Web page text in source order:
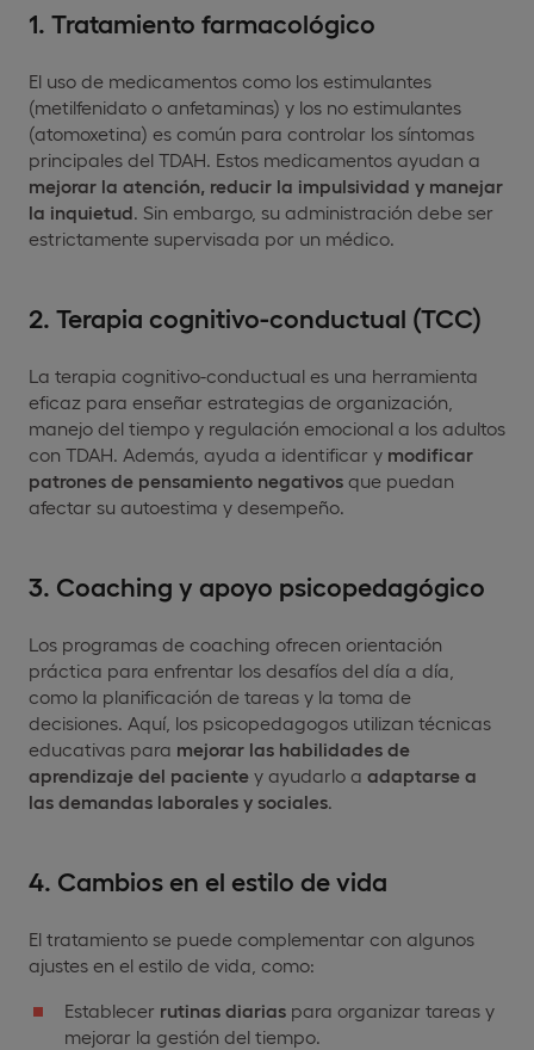
1. Tratamiento farmacológico
El uso de medicamentos como los estimulantes
(metilfenidato o anfetaminas) y los no estimulantes
(atomoxetina) es común para controlar los síntomas
principales del TDAH. Estos medicamentos ayudan a
mejorar la atención, reducir la impulsividad y manejar
la inquietud. Sin embargo, su administración debe ser
estrictamente supervisada por un médico.
2. Terapia cognitivo-conductual (TCC)
La terapia cognitivo-conductual es una herramienta
eficaz para enseñar estrategias de organización,
manejo del tiempo y regulación emocional a los adultos
con TDAH. Además, ayuda a identificar y modificar
patrones de pensamiento negativos que puedan
afectar su autoestima y desempeño.
3. Coaching y apoyo psicopedagógico
Los programas de coaching ofrecen orientación
práctica para enfrentar los desafíos del día a día,
como la planificación de tareas y la toma de
decisiones. Aquí, los psicopedagogos utilizan técnicas
educativas para mejorar las habilidades de
aprendizaje del paciente y ayudarlo a adaptarse a
las demandas laborales y sociales.
4. Cambios en el estilo de vida
El tratamiento se puede complementar con algunos
ajustes en el estilo de vida, como:
Establecer rutinas diarias para organizar tareas y
mejorar la gestión del tiempo.